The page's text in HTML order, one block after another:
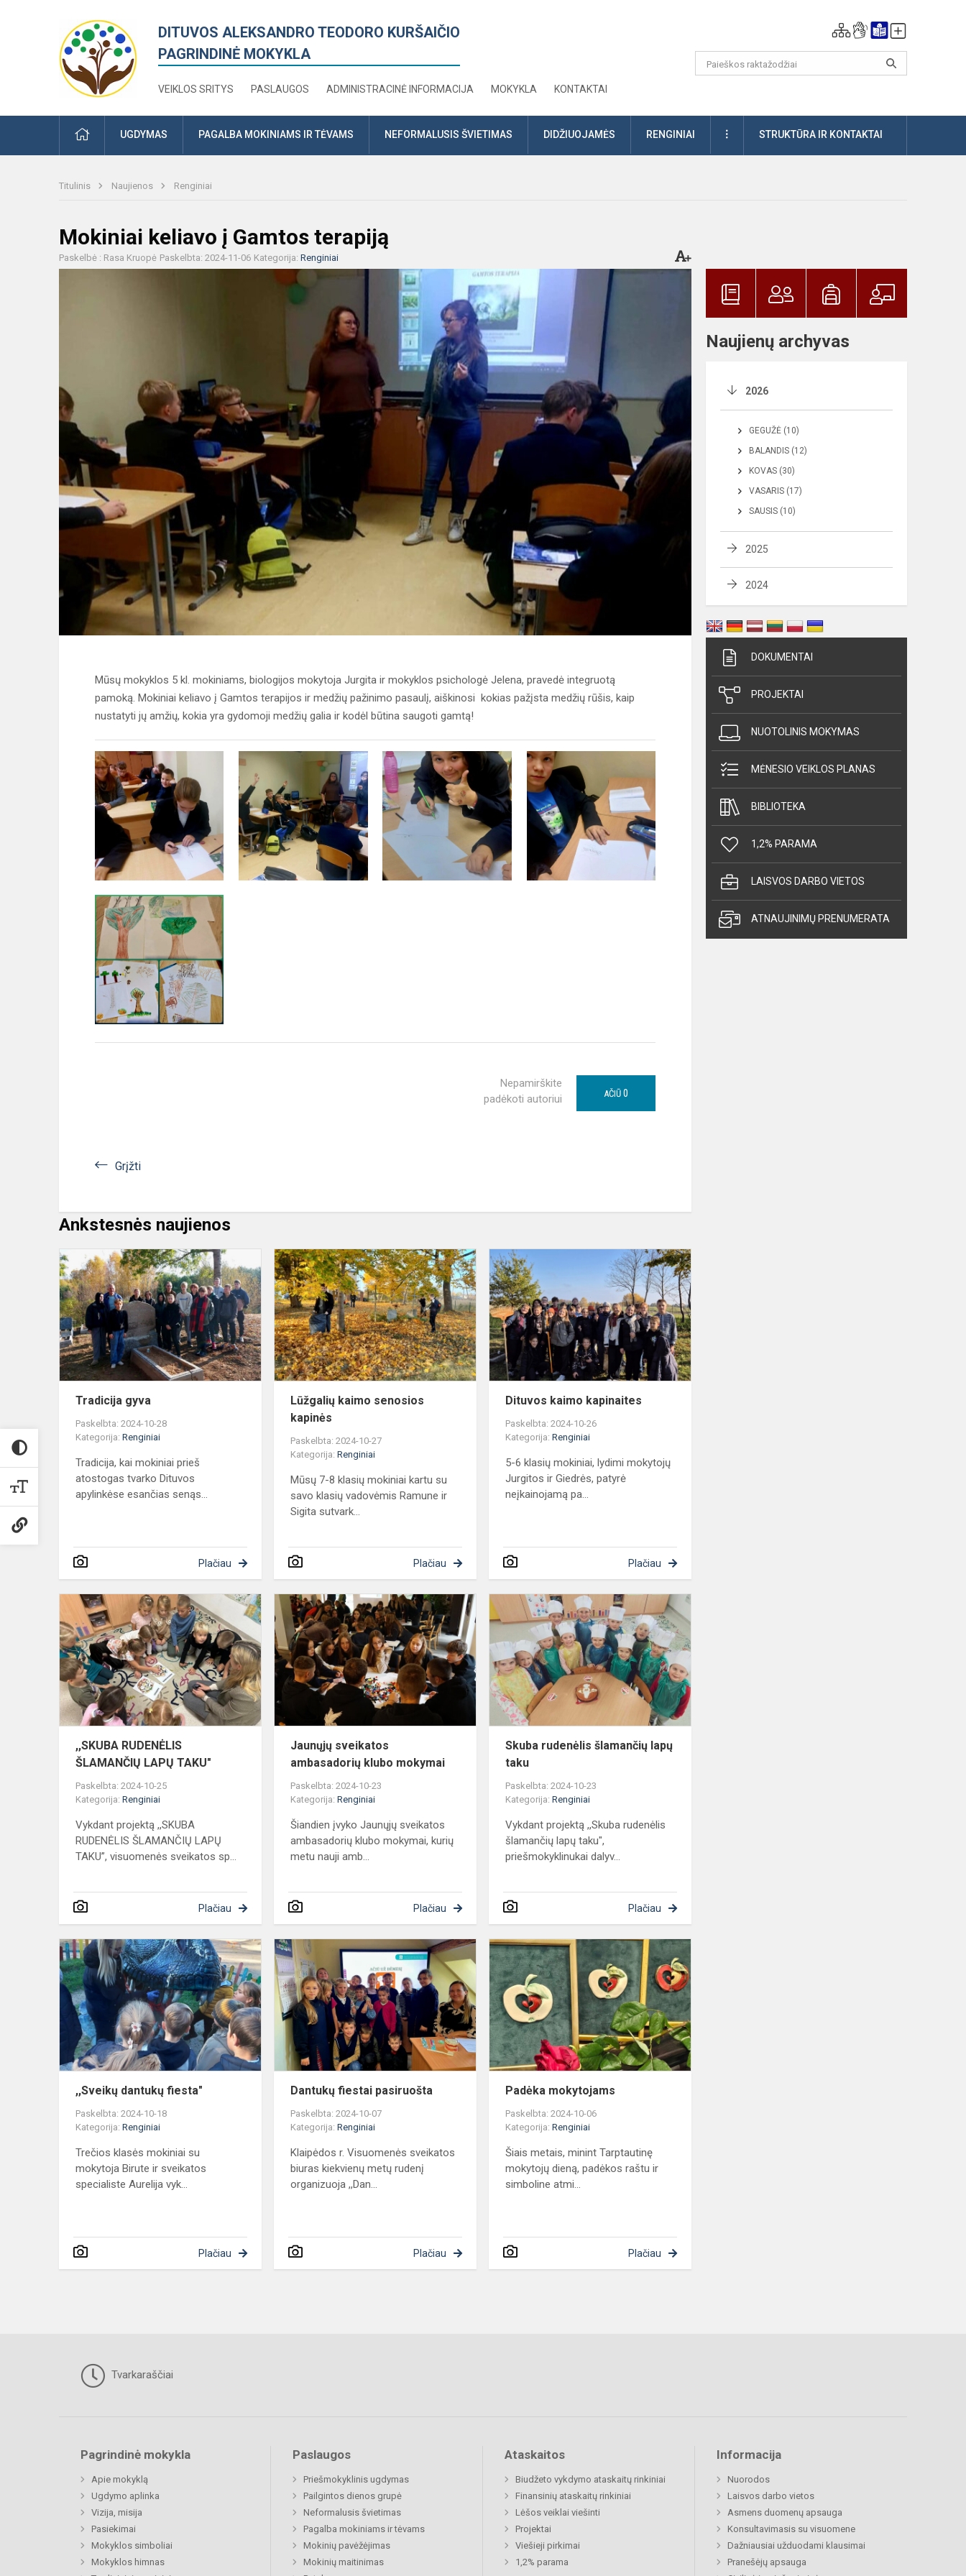
DITUVOS ALEKSANDRO TEODORO KURŠAIČIO
PAGRINDINĖ MOKYKLA
VEIKLOS SRITYS PASLAUGOS ADMINISTRACINĖ INFORMACIJA MOKYKLA KONTAKTAI
PRADŽIAUGDYMAS PAGALBA MOKINIAMS IR TĖVAMS NEFORMALUSIS ŠVIETIMAS DIDŽIUOJAMĖS RENGINIAI DAUGIAUSTRUKTŪRA IR KONTAKTAI
Titulinis Naujienos Renginiai
Mokiniai keliavo į Gamtos terapiją
Paskelbė : Rasa Kruopė Paskelbta: 2024-11-06 Kategorija: Renginiai
Mūsų mokyklos 5 kl. mokiniams, biologijos mokytoja Jurgita ir mokyklos psichologė Jelena, pravedė integruotą
pamoką. Mokiniai keliavo į Gamtos terapijos ir medžių pažinimo pasaulį, aiškinosi kokias pažįsta medžių rūšis, kaip
nustatyti jų amžių, kokia yra gydomoji medžių galia ir kodėl būtina saugoti gamtą!
Nepamirškite
padėkoti autoriui
AČIŪ 0
Grįžti
Ankstesnės naujienos
Tradicija
gyva
Tradicija gyva
Paskelbta: 2024-10-28
Kategorija: Renginiai
Tradicija, kai mokiniai prieš
atostogas tvarko Dituvos
apylinkėse esančias senąs...
Plačiau
Lūžgalių
kaimo
senosios
kapinės
Lūžgalių kaimo senosios
kapinės
Paskelbta: 2024-10-27
Kategorija:Renginiai
Mūsų 7-8 klasių mokiniai kartu su
savo klasių vadovėmis Ramune ir
Sigita sutvark...
Plačiau
Dituvos
kaimo
kapinaites
Dituvos kaimo kapinaites
Paskelbta: 2024-10-26
Kategorija:Renginiai
5-6 klasių mokiniai, lydimi mokytojų
Jurgitos ir Giedrės, patyrė
neįkainojamą pa...
Plačiau
,,SKUBA
RUDENĖLIS
ŠLAMANČIŲ
LAPŲ
TAKU"
,,SKUBA RUDENĖLIS
ŠLAMANČIŲ LAPŲ TAKU"
Paskelbta: 2024-10-25
Kategorija: Renginiai
Vykdant projektą ,,SKUBA
RUDENĖLIS ŠLAMANČIŲ LAPŲ
TAKU”, visuomenės sveikatos sp...
Plačiau
Jaunųjų
sveikatos
ambasadorių
klubo
mokymai
Jaunųjų sveikatos
ambasadorių klubo mokymai
Paskelbta: 2024-10-23
Kategorija:Renginiai
Šiandien įvyko Jaunųjų sveikatos
ambasadorių klubo mokymai, kurių
metu nauji amb...
Plačiau
Skuba
rudenėlis
lapų
taku
Skuba rudenėlis šlamančių lapų
taku
Paskelbta: 2024-10-23
Kategorija:Renginiai
Vykdant projektą ,,Skuba rudenėlis
šlamančių lapų taku",
priešmokyklinukai dalyv...
Plačiau
,,Sveikų
dantukų
fiesta"
,,Sveikų dantukų fiesta"
Paskelbta: 2024-10-18
Kategorija: Renginiai
Trečios klasės mokiniai su
mokytoja Birute ir sveikatos
specialiste Aurelija vyk...
Plačiau
Dantukų
fiestai
pasiruošta
Dantukų fiestai pasiruošta
Paskelbta: 2024-10-07
Kategorija:Renginiai
Klaipėdos r. Visuomenės sveikatos
biuras kiekvienų metų rudenį
organizuoja ,,Dan...
Plačiau
Padėka
Padėka mokytojams
Paskelbta: 2024-10-06
Kategorija:Renginiai
Šiais metais, minint Tarptautinę
mokytojų dieną, padėkos raštu ir
simboline atmi...
Plačiau
Naujienų archyvas
2026
GEGUŽĖ (10)
BALANDIS (12)
KOVAS (30)
VASARIS (17)
SAUSIS (10)
2025
2024
DOKUMENTAI
PROJEKTAI
NUOTOLINIS MOKYMAS
MĖNESIO VEIKLOS PLANAS
BIBLIOTEKA
1,2% PARAMA
LAISVOS DARBO VIETOS
ATNAUJINIMŲ PRENUMERATA
Tvarkaraščiai
Pagrindinė mokykla
Apie mokyklą
Ugdymo aplinka
Vizija, misija
Pasiekimai
Mokyklos simboliai
Mokyklos himnas
Paslaugos
Priešmokyklinis ugdymas
Pailgintos dienos grupė
Neformalusis švietimas
Pagalba mokiniams ir tėvams
Mokinių pavėžėjimas
Mokinių maitinimas
Ataskaitos
Biudžeto vykdymo ataskaitų rinkiniai
Finansinių ataskaitų rinkiniai
Lėšos veiklai viešinti
Projektai
Viešieji pirkimai
1,2% parama
Informacija
Nuorodos
Laisvos darbo vietos
Asmens duomenų apsauga
Konsultavimasis su visuomene
Dažniausiai užduodami klausimai
Pranešėjų apsauga